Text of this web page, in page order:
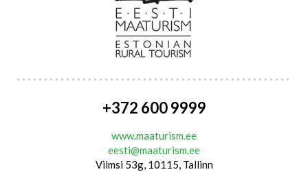
+372 600 9999
www.maaturism.ee
eesti@maaturism.ee
Vilmsi 53g, 10115, Tallinn